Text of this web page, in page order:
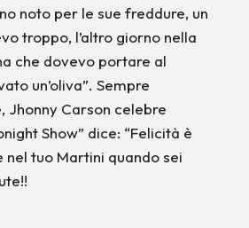
noto per le sue freddure, un
troppo, l’altro giorno nella
che dovevo portare al
un’oliva”. Sempre
Jhonny Carson celebre
Show” dice: “Felicità è
tuo Martini quando sei